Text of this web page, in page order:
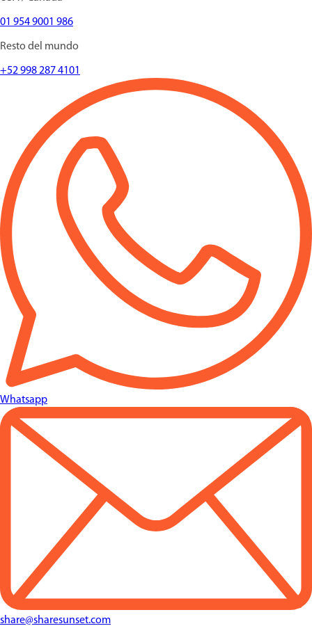
01 954 9001 986
Resto del mundo
+52 998 287 4101
Whatsapp
share@sharesunset.com